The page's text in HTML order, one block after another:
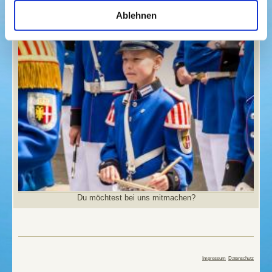
Ablehnen
Du möchtest bei uns mitmachen?
Impressum Datenschutz